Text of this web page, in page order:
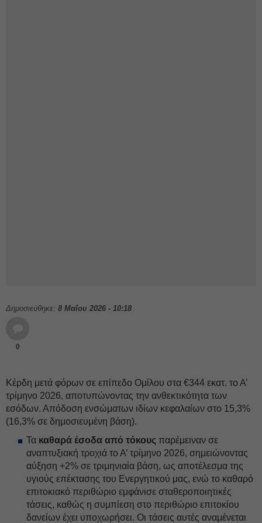
Δημοσιεύθηκε: 8 Μαΐου 2026 - 10:18
0
Κέρδη μετά φόρων σε επίπεδο Ομίλου στα €344 εκατ. το Α’
τρίμηνο 2026, αποτυπώνοντας την ανθεκτικότητα των
εσόδων. Απόδοση ενσώματων ιδίων κεφαλαίων στο 15,3%
(16,3% σε δημοσιευμένη βάση).
Τα καθαρά έσοδα από τόκους παρέμειναν σε
αναπτυξιακή τροχιά το Α’ τρίμηνο 2026, σημειώνοντας
αύξηση +2% σε τριμηνιαία βάση, ως αποτέλεσμα της
υγιούς επέκτασης του Ενεργητικού μας, ενώ το καθαρό
επιτοκιακό περιθώριο εμφάνισε σταθεροποιητικές
τάσεις, καθώς η συμπίεση στο περιθώριο επιτοκίου
δανείων έχει υποχωρήσει. Οι τάσεις αυτές αναμένεται